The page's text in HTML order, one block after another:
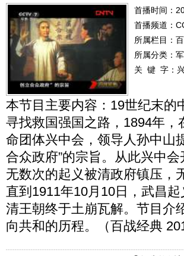
首播时间：
首播频道：
所属栏目：
所属分类：
关 键 字：
本节目主要内容：19世纪末的
寻找救国强国之路，1894年
命团体兴中会，领导人孙中山
合众政府”的宗旨。从此兴中
无数次的起义被清政府镇压，
直到1911年10月10日，武昌
清王朝终于土崩瓦解。节目介
向共和的历程。（百战经典